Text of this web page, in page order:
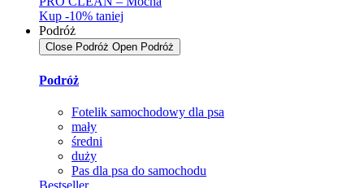
Kup -10% taniej
Podróż
Close Podróż Open Podróż
Podróż
Fotelik samochodowy dla psa
mały
średni
duży
Pas dla psa do samochodu
Bestseller